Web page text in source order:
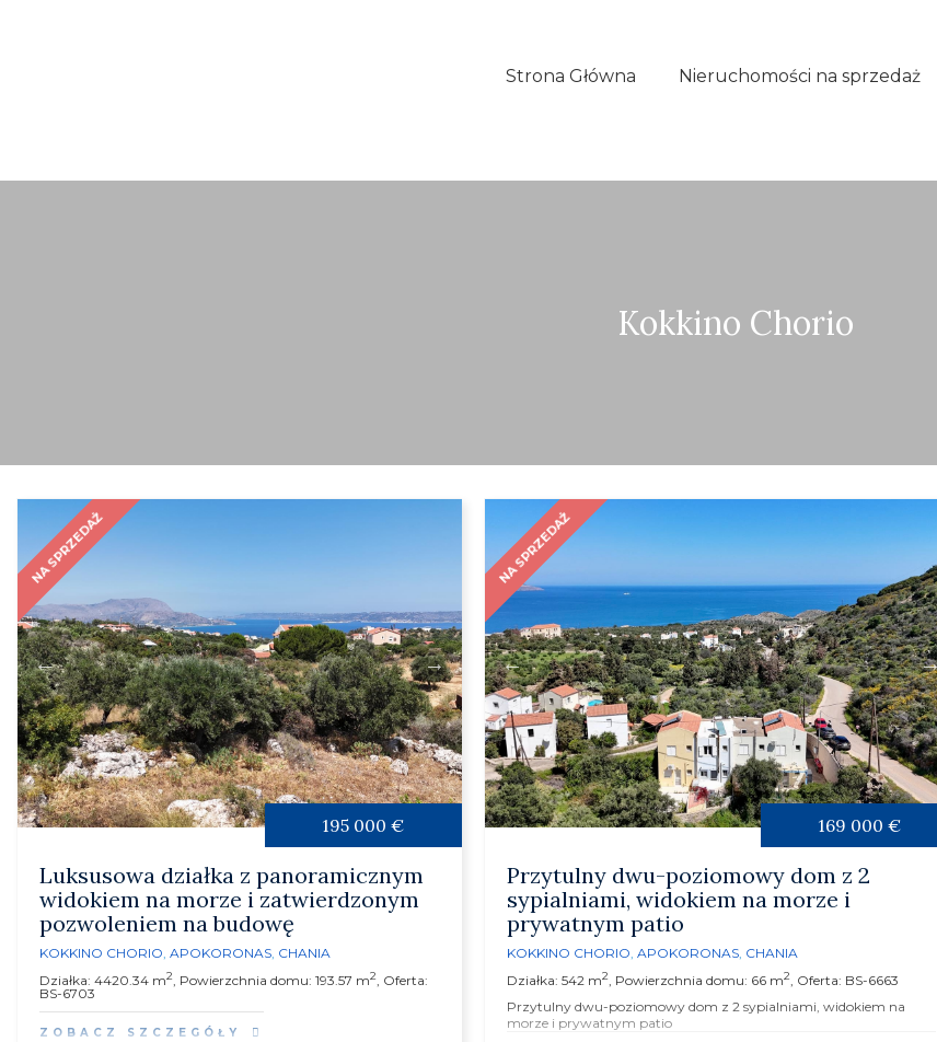
Strona Główna Nieruchomości na sprzedaż
Kokkino Chorio
NA SPRZEDAŻ
195 000 €
Luksusowa działka z panoramicznym
widokiem na morze i zatwierdzonym
pozwoleniem na budowę
KOKKINO CHORIO, APOKORONAS, CHANIA
Działka: 4420.34 m2, Powierzchnia domu: 193.57 m2, Oferta:
BS-6703
ZOBACZ SZCZEGÓŁY
NA SPRZEDAŻ
169 000 €
Przytulny dwu-poziomowy dom z 2
sypialniami, widokiem na morze i
prywatnym patio
KOKKINO CHORIO, APOKORONAS, CHANIA
Działka: 542 m2, Powierzchnia domu: 66 m2, Oferta: BS-6663
Przytulny dwu-poziomowy dom z 2 sypialniami, widokiem na
morze i prywatnym patio